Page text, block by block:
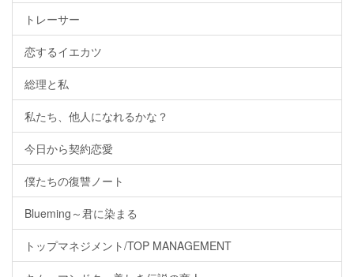
トレーサー
恋するイエカツ
総理と私
私たち、他人になれるかな？
今日から契約恋愛
僕たちの復讐ノート
Blueming～君に染まる
トップマネジメント/TOP MANAGEMENT